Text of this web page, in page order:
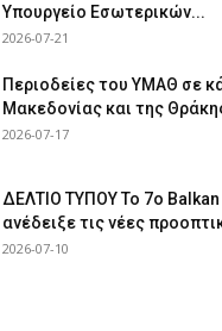
Υπουργείο Εσωτερικών...
2026-07-21
Περιοδείες του ΥΜΑΘ σε
Μακεδονίας και της
2026-07-17
ΔΕΛΤΙΟ ΤΥΠΟΥ Το 7ο
ανέδειξε τις νέες
2026-07-10